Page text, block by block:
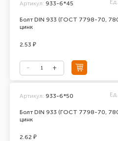
Болт DIN 933 (ГОСТ 7798-70,
цинк
Артикул: 933-6*45
2.53 ₽
Болт DIN 933 (ГОСТ 7798-70,
цинк
Артикул: 933-6*50
2.62 ₽